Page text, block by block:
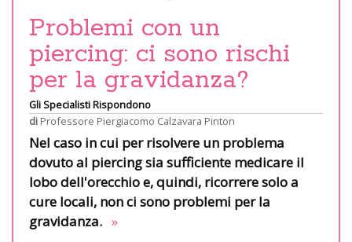
Problemi con un
piercing: ci sono rischi
per la gravidanza?
Gli Specialisti Rispondono
di Professore Piergiacomo Calzavara Pinton
Nel caso in cui per risolvere un problema
dovuto al piercing sia sufficiente medicare il
lobo dell'orecchio e, quindi, ricorrere solo a
cure locali, non ci sono problemi per la
gravidanza. »